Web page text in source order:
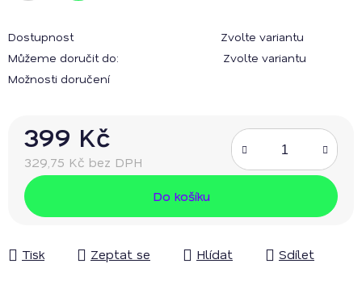
Dostupnost
Zvolte variantu
Můžeme doručit do:
Zvolte variantu
Možnosti doručení
399 Kč
329,75 Kč bez DPH
Měrná cena:
Do košíku
Tisk Zeptat se Hlídat Sdílet